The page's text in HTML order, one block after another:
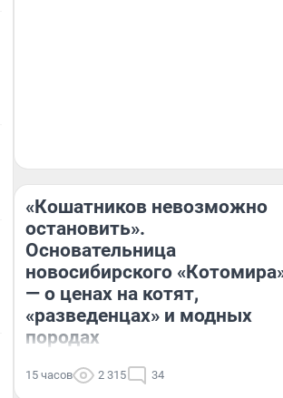
«Кошатников невозможно
остановить».
Основательница
новосибирского
— о ценах на котят,
«разведенцах» и модных
породах
15 часов 2 315 34